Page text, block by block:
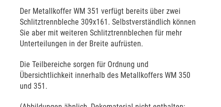
Der Metallkoffer WM 351 verfügt bereits über zwei
Schlitztrennbleche 309x161. Selbstverständlich können
Sie aber mit weiteren Schlitztrennblechen für mehr
Unterteilungen in der Breite aufrüsten.
Die Teilbereiche sorgen für Ordnung und
Übersichtlichkeit innerhalb des Metallkoffers WM 350
und 351.